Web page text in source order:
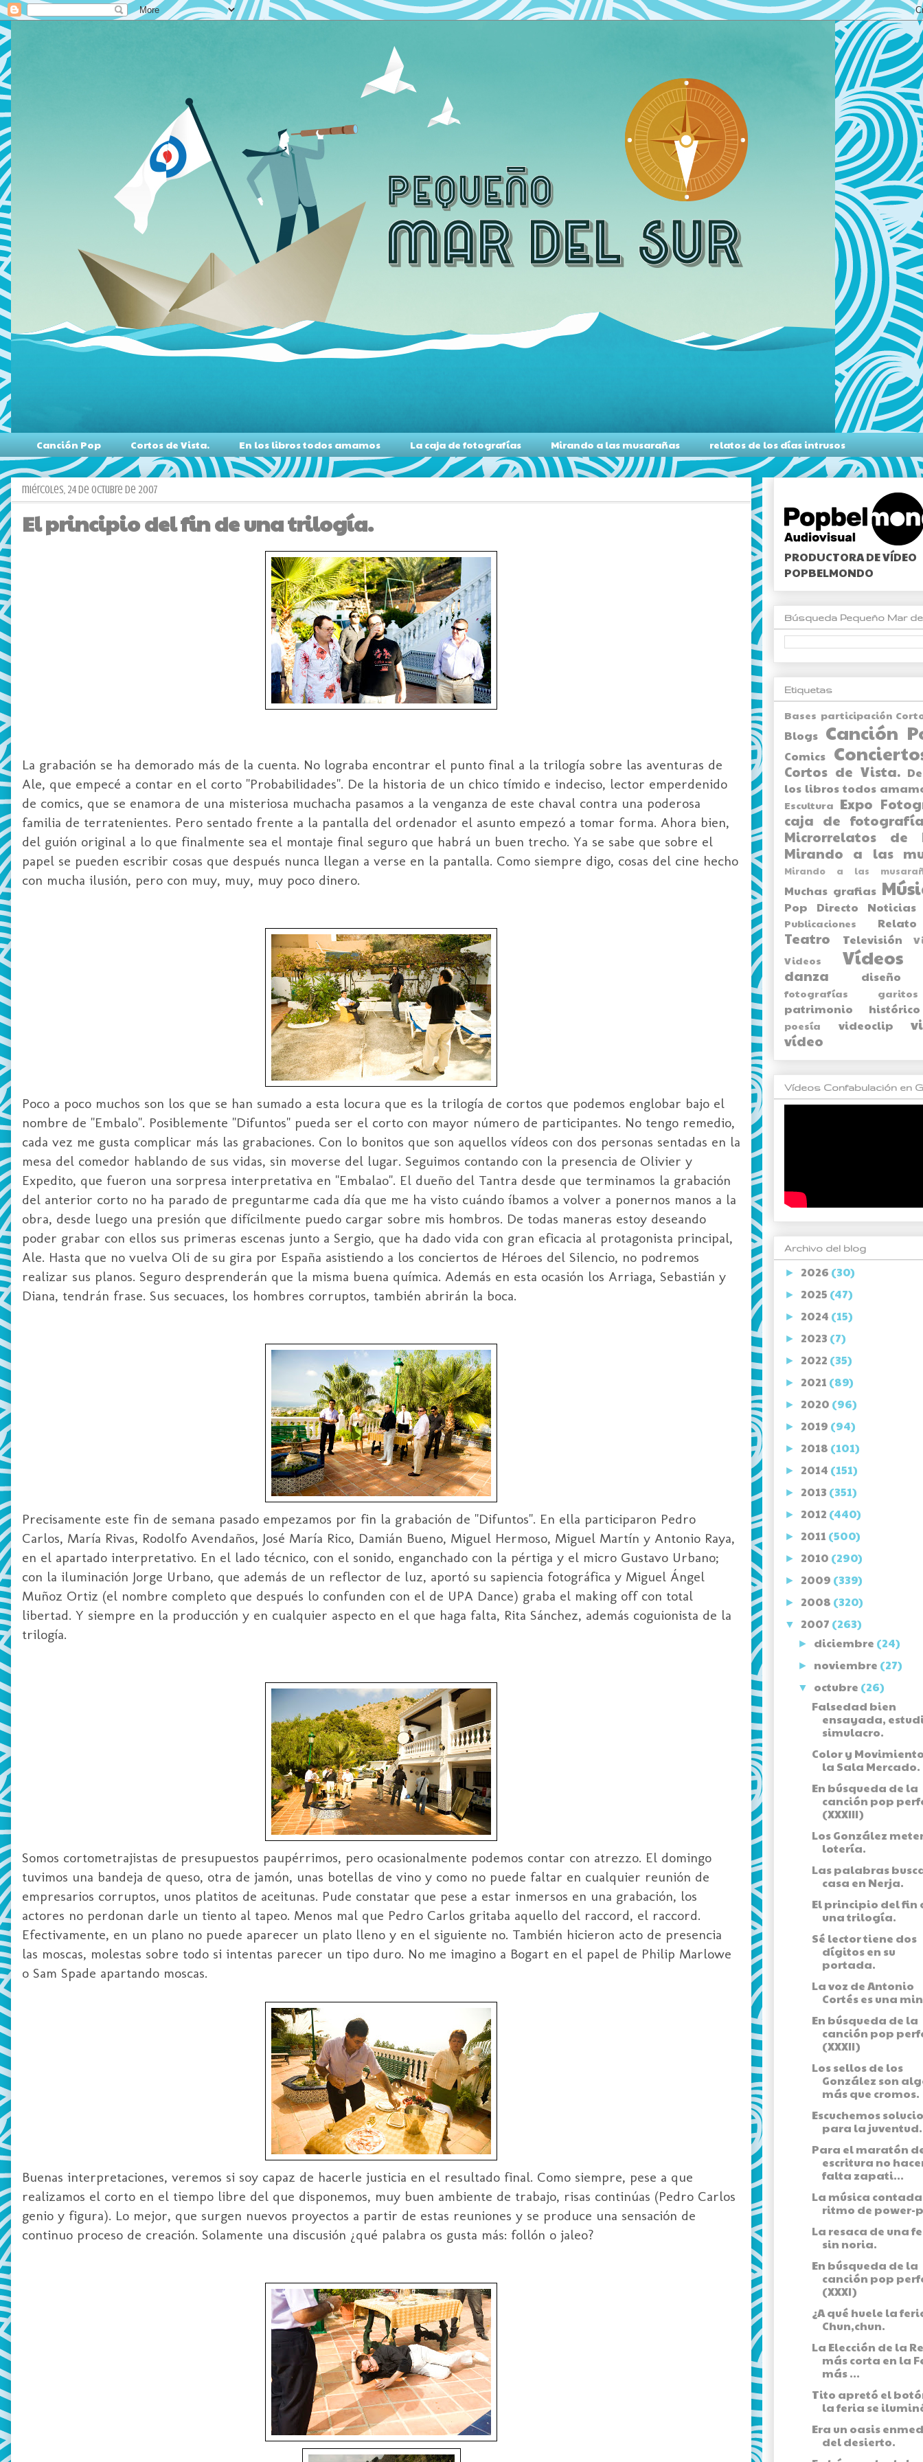
Canción Pop Cortos de Vista. En los libros todos amamos La caja de fotografías Mirando a las musarañas relatos de los días intrusos
miércoles, 24 de octubre de 2007
El principio del fin de una trilogía.
La grabación se ha demorado más de la cuenta. No lograba encontrar el punto final a la trilogía sobre las aventuras de
Ale, que empecé a contar en el corto "Probabilidades". De la historia de un chico tímido e indeciso, lector emperdenido
de comics, que se enamora de una misteriosa muchacha pasamos a la venganza de este chaval contra una poderosa
familia de terratenientes. Pero sentado frente a la pantalla del ordenador el asunto empezó a tomar forma. Ahora bien,
del guión original a lo que finalmente sea el montaje final seguro que habrá un buen trecho. Ya se sabe que sobre el
papel se pueden escribir cosas que después nunca llegan a verse en la pantalla. Como siempre digo, cosas del cine hecho
con mucha ilusión, pero con muy, muy, muy poco dinero.
Poco a poco muchos son los que se han sumado a esta locura que es la trilogía de cortos que podemos englobar bajo el
nombre de "Embalo". Posiblemente "Difuntos" pueda ser el corto con mayor número de participantes. No tengo remedio,
cada vez me gusta complicar más las grabaciones. Con lo bonitos que son aquellos vídeos con dos personas sentadas en la
mesa del comedor hablando de sus vidas, sin moverse del lugar. Seguimos contando con la presencia de Olivier y
Expedito, que fueron una sorpresa interpretativa en "Embalao". El dueño del Tantra desde que terminamos la grabación
del anterior corto no ha parado de preguntarme cada día que me ha visto cuándo íbamos a volver a ponernos manos a la
obra, desde luego una presión que difícilmente puedo cargar sobre mis hombros. De todas maneras estoy deseando
poder grabar con ellos sus primeras escenas junto a Sergio, que ha dado vida con gran eficacia al protagonista principal,
Ale. Hasta que no vuelva Oli de su gira por España asistiendo a los conciertos de Héroes del Silencio, no podremos
realizar sus planos. Seguro desprenderán que la misma buena química. Además en esta ocasión los Arriaga, Sebastián y
Diana, tendrán frase. Sus secuaces, los hombres corruptos, también abrirán la boca.
Precisamente este fin de semana pasado empezamos por fin la grabación de "Difuntos". En ella participaron Pedro
Carlos, María Rivas, Rodolfo Avendaños, José María Rico, Damián Bueno, Miguel Hermoso, Miguel Martín y Antonio Raya,
en el apartado interpretativo. En el lado técnico, con el sonido, enganchado con la pértiga y el micro Gustavo Urbano;
con la iluminación Jorge Urbano, que además de un reflector de luz, aportó su sapiencia fotográfica y Miguel Ángel
Muñoz Ortiz (el nombre completo que después lo confunden con el de UPA Dance) graba el making off con total
libertad. Y siempre en la producción y en cualquier aspecto en el que haga falta, Rita Sánchez, además coguionista de la
trilogía.
Somos cortometrajistas de presupuestos paupérrimos, pero ocasionalmente podemos contar con atrezzo. El domingo
tuvimos una bandeja de queso, otra de jamón, unas botellas de vino y como no puede faltar en cualquier reunión de
empresarios corruptos, unos platitos de aceitunas. Pude constatar que pese a estar inmersos en una grabación, los
actores no perdonan darle un tiento al tapeo. Menos mal que Pedro Carlos gritaba aquello del raccord, el raccord.
Efectivamente, en un plano no puede aparecer un plato lleno y en el siguiente no. También hicieron acto de presencia
las moscas, molestas sobre todo si intentas parecer un tipo duro. No me imagino a Bogart en el papel de Philip Marlowe
o Sam Spade apartando moscas.
Buenas interpretaciones, veremos si soy capaz de hacerle justicia en el resultado final. Como siempre, pese a que
realizamos el corto en el tiempo libre del que disponemos, muy buen ambiente de trabajo, risas continúas (Pedro Carlos
genio y figura). Lo mejor, que surgen nuevos proyectos a partir de estas reuniones y se produce una sensación de
continuo proceso de creación. Solamente una discusión ¿qué palabra os gusta más: follón o jaleo?
PRODUCTORA DE VÍDEO
POPBELMONDO
Búsqueda Pequeño Mar
Etiquetas
Bases participación
Blogs Canción
Comics
Cortos de Vista.
los libros todos
Escultura Expo
caja de
Microrrelatos de
Mirando a las
Mirando a las
Muchas grafias
Pop Directo Noticias
Publicaciones Relato
Teatro Televisión
Videos
Vídeos
danza diseño
fotografías garitos
patrimonio histórico
poesía videoclip
vídeo
Vídeos Confabulación en
Archivo del blog
► 2026 (30)
► 2025 (47)
► 2024 (15)
► 2023 (7)
► 2022 (35)
► 2021 (89)
► 2020 (96)
► 2019 (94)
► 2018 (101)
► 2014 (151)
► 2013 (351)
► 2012 (440)
► 2011 (500)
► 2010 (290)
► 2009 (339)
► 2008 (320)
▼ 2007 (263)
► diciembre (24)
► noviembre (27)
▼ octubre (26)
Falsedad bien
ensayada,
simulacro.
Color y
la Sala Mercado.
En búsqueda de la
canción pop
(XXXIII)
Los González
lotería.
Las palabras
casa en Nerja.
El principio del fin
una trilogía.
Sé lector tiene dos
dígitos en su
portada.
La voz de Antonio
Cortés es una
En búsqueda de la
canción pop
(XXXII)
Los sellos de los
González son
más que cromos.
Escuchemos
para la juventud.
Para el maratón
escritura no
falta zapati...
La música
ritmo de power-
La resaca de una
sin noria.
En búsqueda de la
canción pop
(XXXI)
¿A qué huele la
Chun,chun.
La Elección de la
más corta en la
más ...
Tito apretó el
la feria se
Era un oasis
del desierto.